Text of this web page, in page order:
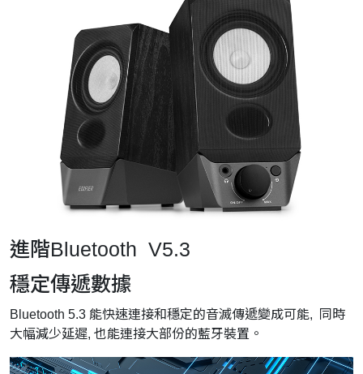
進階Bluetooth V5.3
穩定傳遞數據
Bluetooth 5.3 能快速連接和穩定的音滅傳遞變成可能, 同時
大幅減少延遲, 也能連接大部份的藍牙裝置。